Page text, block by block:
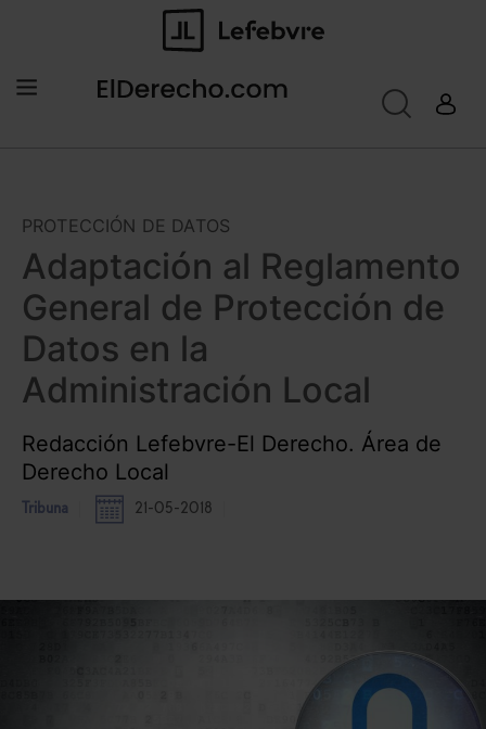
PROTECCIÓN DE DATOS
Adaptación al Reglamento
General de Protección de
Datos en la
Administración Local
Redacción Lefebvre-El Derecho. Área de
Derecho Local
Tribuna 21-05-2018